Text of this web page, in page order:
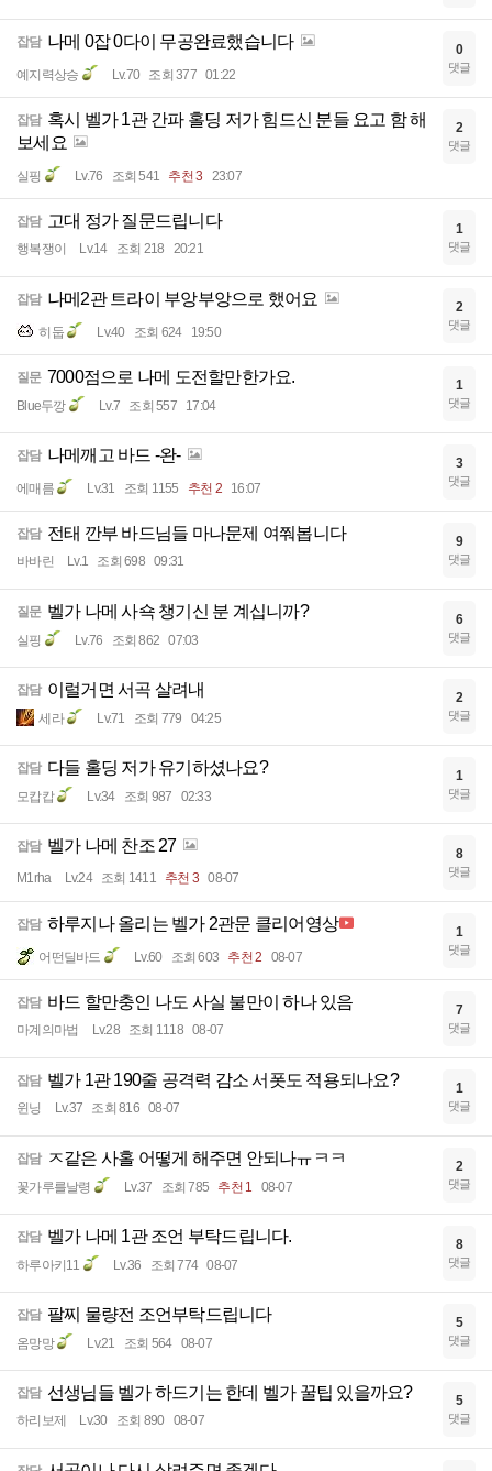
잡담 나메 0잡 0다이 무공완료했습니다
예지력상승 Lv.70 조회 377 01:22
0
댓글
잡담 혹시 벨가 1관 간파 홀딩 저가 힘드신 분들 요고 함 해
보세요
실핑 Lv.76 조회 541 추천 3 23:07
2
댓글
잡담 고대 정가 질문드립니다
행복쟁이 Lv.14 조회 218 20:21
1
댓글
잡담 나메2관 트라이 부앙부앙으로 했어요
히둡 Lv.40 조회 624 19:50
2
댓글
질문 7000점으로 나메 도전할만한가요.
Blue두깡 Lv.7 조회 557 17:04
1
댓글
잡담 나메깨고 바드 -완-
에매름 Lv.31 조회 1155 추천 2 16:07
3
댓글
잡담 전태 깐부 바드님들 마나문제 여쭤봅니다
바바린 Lv.1 조회 698 09:31
9
댓글
질문 벨가 나메 사쇽 챙기신 분 계십니까?
실핑 Lv.76 조회 862 07:03
6
댓글
잡담 이럴거면 서곡 살려내
세라 Lv.71 조회 779 04:25
2
댓글
잡담 다들 홀딩 저가 유기하셨나요?
모캅캅 Lv.34 조회 987 02:33
1
댓글
잡담 벨가 나메 찬조 27
M1rha Lv.24 조회 1411 추천 3 08-07
8
댓글
잡담 하루지나 올리는 벨가 2관문 클리어영상
어떤딜바드 Lv.60 조회 603 추천 2 08-07
1
댓글
잡담 바드 할만충인 나도 사실 불만이 하나 있음
마계의마법 Lv.28 조회 1118 08-07
7
댓글
잡담 벨가 1관 190줄 공격력 감소 서폿도 적용되나요?
윈닝 Lv.37 조회 816 08-07
1
댓글
잡담 ㅈ같은 사홀 어떻게 해주면 안되나ㅠㅋㅋ
꽃가루를날령 Lv.37 조회 785 추천 1 08-07
2
댓글
잡담 벨가 나메 1관 조언 부탁드립니다.
하루아키11 Lv.36 조회 774 08-07
8
댓글
잡담 팔찌 물량전 조언부탁드립니다
옴망망 Lv.21 조회 564 08-07
5
댓글
잡담 선생님들 벨가 하드기는 한데 벨가 꿀팁 있을까요?
하리보제 Lv.30 조회 890 08-07
5
댓글